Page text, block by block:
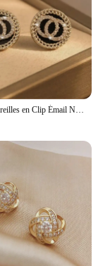
Boucles d'Oreilles en Clip Émail Noir pour Femme, Bijoux Simples et Doux, Double Rond, Style Coréen, Cadeau pour Fille, Vente en Gros